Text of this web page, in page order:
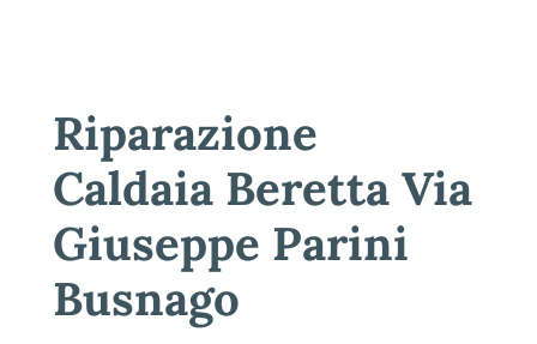
Riparazione
Caldaia Beretta Via
Giuseppe Parini
Busnago